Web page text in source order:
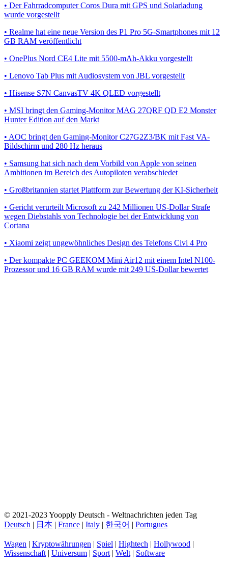
• Der Fahrradcomputer Coros Dura mit GPS und Solarladung
wurde vorgestellt
• Realme hat eine neue Version des P1 Pro 5G-Smartphones mit 12
GB RAM veröffentlicht
• OnePlus Nord CE4 Lite mit 5500-mAh-Akku vorgestellt
• Lenovo Tab Plus mit Audiosystem von JBL vorgestellt
• Hisense S7N CanvasTV 4K QLED vorgestellt
• MSI bringt den Gaming-Monitor MAG 27QRF QD E2 Monster
Hunter Edition auf den Markt
• AOC bringt den Gaming-Monitor C27G2Z3/BK mit Fast VA-
Bildschirm und 280 Hz heraus
• Samsung hat sich nach dem Vorbild von Apple von seinen
Ambitionen im Bereich des Autopiloten verabschiedet
• Großbritannien startet Plattform zur Bewertung der KI-Sicherheit
• Gericht verurteilt Microsoft zu 242 Millionen US-Dollar Strafe
wegen Diebstahls von Technologie bei der Entwicklung von
Cortana
• Xiaomi zeigt ungewöhnliches Design des Telefons Civi 4 Pro
• Der kompakte PC GEEKOM Mini Air12 mit einem Intel N100-
Prozessor und 16 GB RAM wurde mit 249 US-Dollar bewertet
© 2021-2023 Yoopply Deutsch - Weltnachrichten jeden Tag
Deutsch | 日本 | France | Italy | 한국어 | Portugues
Wagen | Kryptowährungen | Spiel | Hightech | Hollywood |
Wissenschaft | Universum | Sport | Welt | Software